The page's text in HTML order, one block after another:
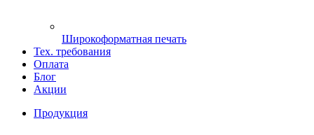
Широкоформатная печать
Тех. требования
Оплата
Блог
Акции
Продукция